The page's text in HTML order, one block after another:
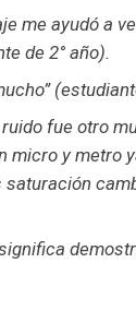
me ayudó a
de 2° año).
fue otro
micro y metro